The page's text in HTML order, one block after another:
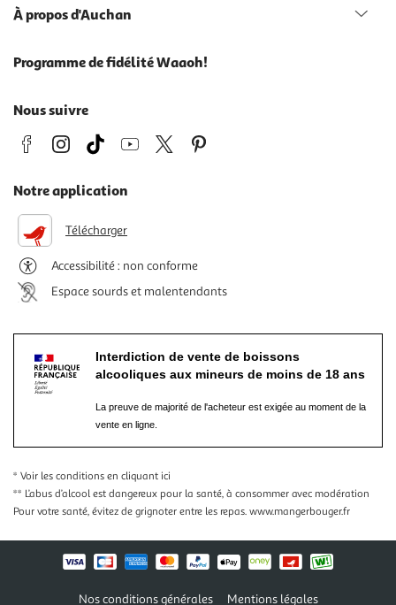
À propos d'Auchan
Programme de fidélité Waaoh!
Nous suivre
Notre application
Télécharger
Accessibilité : non conforme
Espace sourds et malentendants
Interdiction de vente de boissons
alcooliques aux mineurs de moins de 18 ans
La preuve de majorité de l'acheteur est exigée au moment de la
vente en ligne.
* Voir les conditions en cliquant ici
** L’abus d’alcool est dangereux pour la santé, à consommer avec modération
Pour votre santé, évitez de grignoter entre les repas. www.mangerbouger.fr
Nos conditions générales Mentions légales